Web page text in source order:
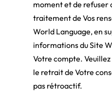
moment et de refuser
traitement de Vos
World Language, en
informations du Site
Votre compte.
le retrait de Votre
pas rétroactif.